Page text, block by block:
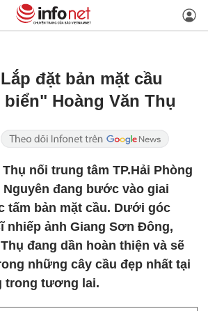
đặt bản mặt cầu
Hoàng Văn Thụ
nối trung tâm TP.Hải Phòng
đang bước vào giai
tấm bản mặt cầu. Dưới góc
nhiếp ảnh Giang Sơn Đông,
đang dần hoàn thiện và sẽ
những cây cầu đẹp nhất tại
trong tương lai.